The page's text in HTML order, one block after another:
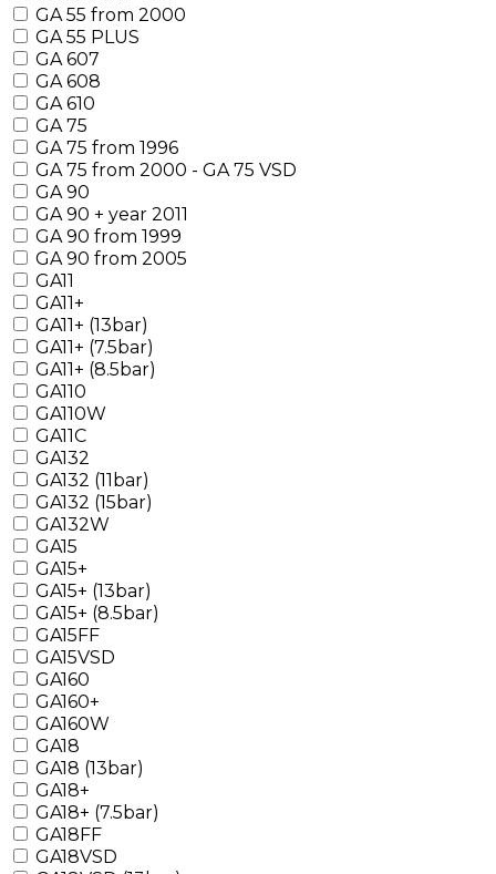
GA 55 from 2000
GA 55 PLUS
GA 607
GA 608
GA 610
GA 75
GA 75 from 1996
GA 75 from 2000 - GA 75 VSD
GA 90
GA 90 + year 2011
GA 90 from 1999
GA 90 from 2005
GA11
GA11+
GA11+ (13bar)
GA11+ (7.5bar)
GA11+ (8.5bar)
GA110
GA110W
GA11C
GA132
GA132 (11bar)
GA132 (15bar)
GA132W
GA15
GA15+
GA15+ (13bar)
GA15+ (8.5bar)
GA15FF
GA15VSD
GA160
GA160+
GA160W
GA18
GA18 (13bar)
GA18+
GA18+ (7.5bar)
GA18FF
GA18VSD